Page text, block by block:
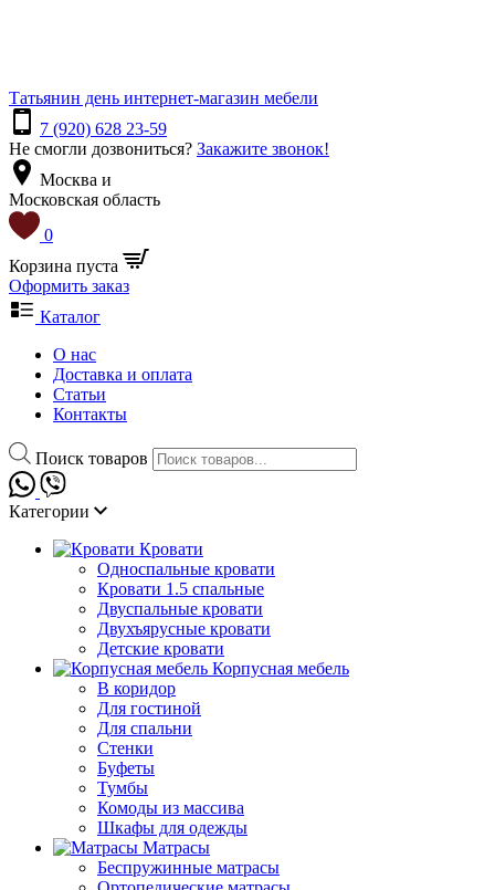
Татьянин день интернет-магазин мебели
7 (920) 628 23-59
Не смогли дозвониться? Закажите звонок!
Москва и
Московская область
0
Корзина пуста
Оформить заказ
Каталог
О нас
Доставка и оплата
Статьи
Контакты
Поиск товаров
Категории
Кровати
Односпальные кровати
Кровати 1.5 спальные
Двуспальные кровати
Двухъярусные кровати
Детские кровати
Корпусная мебель
В коридор
Для гостиной
Для спальни
Стенки
Буфеты
Тумбы
Комоды из массива
Шкафы для одежды
Матрасы
Беспружинные матрасы